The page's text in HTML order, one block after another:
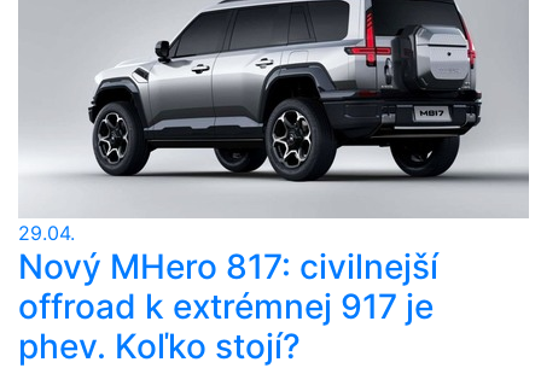
29.04.
Nový MHero 817: civilnejší
offroad k extrémnej 917 je
phev. Koľko stojí?